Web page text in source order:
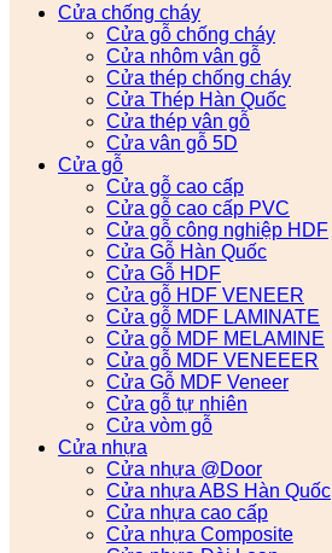
Cửa chống cháy
Cửa gỗ chống cháy
Cửa nhôm vân gỗ
Cửa thép chống cháy
Cửa Thép Hàn Quốc
Cửa thép vân gỗ
Cửa vân gỗ 5D
Cửa gỗ
Cửa gỗ cao cấp
Cửa gỗ cao cấp PVC
Cửa gỗ công nghiệp HDF
Cửa Gỗ Hàn Quốc
Cửa Gỗ HDF
Cửa gỗ HDF VENEER
Cửa gỗ MDF LAMINATE
Cửa gỗ MDF MELAMINE
Cửa gỗ MDF VENEEER
Cửa Gỗ MDF Veneer
Cửa gỗ tự nhiên
Cửa vòm gỗ
Cửa nhựa
Cửa nhựa @Door
Cửa nhựa ABS Hàn Quốc
Cửa nhựa cao cấp
Cửa nhựa Composite